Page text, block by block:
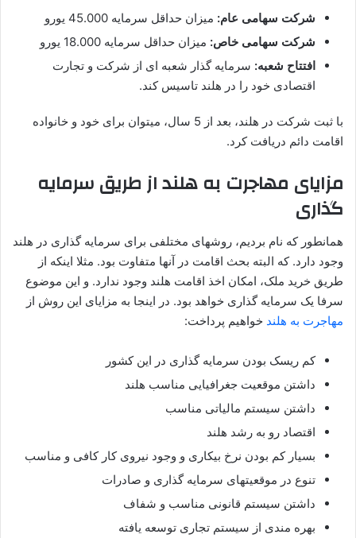
شرکت سهامی عام: میزان حداقل سرمایه 45.000 یورو
شرکت سهامی خاص: میزان حداقل سرمایه 18.000 یورو
افتتاح شعبه: سرمایه گذار شعبه ای از شرکت و تجارت
اقتصادی خود را در هلند تاسیس کند.
با ثبت شرکت در هلند، بعد از 5 سال، میتوان برای خود و خانواده
اقامت دائم دریافت کرد.
مزایای مهاجرت به هلند از طریق سرمایه
گذاری
همانطور که نام بردیم، روشهای مختلفی برای سرمایه گذاری در هلند
وجود دارد. که البته بحث اقامت در آنها متفاوت بود. مثلا اینکه از
طریق خرید ملک، امکان اخذ اقامت هلند وجود ندارد. و این موضوع
سرفا یک سرمایه گذاری خواهد بود. در اینجا به مزایای این روش از
مهاجرت به هلند خواهیم پرداخت:
کم ریسک بودن سرمایه گذاری در این کشور
داشتن موقعیت جغرافیایی مناسب هلند
داشتن سیستم مالیاتی مناسب
اقتصاد رو به رشد هلند
بسیار کم بودن نرخ بیکاری و وجود نیروی کار کافی و مناسب
تنوع در موقعیتهای سرمایه گذاری و صادرات
داشتن سیستم قانونی مناسب و شفاف
بهره مندی از سیستم تجاری توسعه یافته